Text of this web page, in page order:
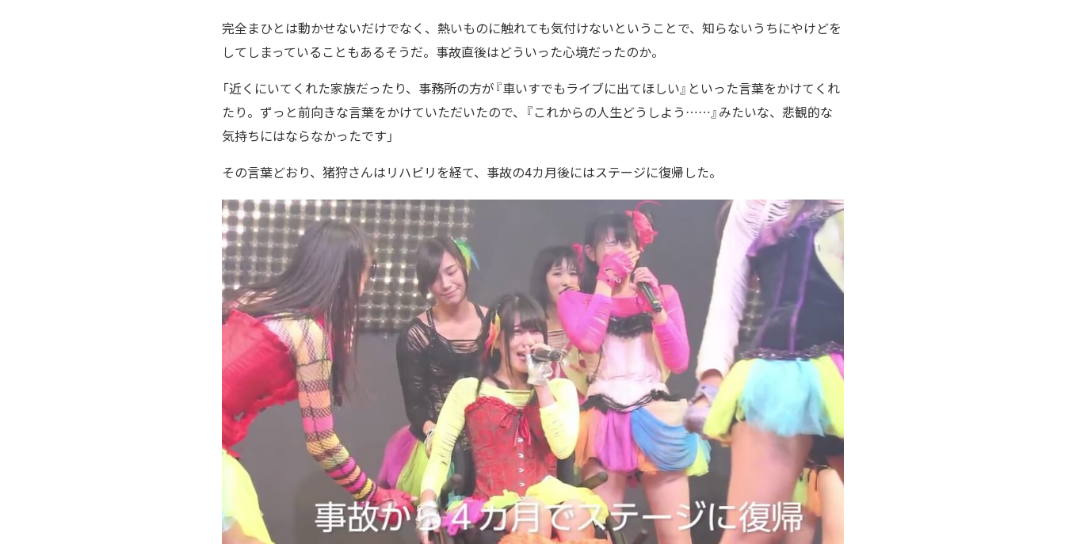
完全まひとは動かせないだけでなく、熱いものに触れても気付けないということで、知らないうちにやけどを
してしまっていることもあるそうだ。事故直後はどういった心境だったのか。
「近くにいてくれた家族だったり、事務所の方が『車いすでもライブに出てほしい』といった言葉をかけてくれ
たり。ずっと前向きな言葉をかけていただいたので、『これからの人生どうしよう……』みたいな、悲観的な
気持ちにはならなかったです」
その言葉どおり、猪狩さんはリハビリを経て、事故の4カ月後にはステージに復帰した。